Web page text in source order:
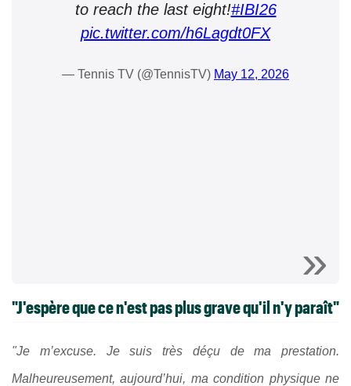
to reach the last eight!#IBI26
pic.twitter.com/h6Lagdt0FX
— Tennis TV (@TennisTV) May 12, 2026
"J'espère que ce n'est pas plus grave qu'il n'y paraît"
"Je m’excuse. Je suis très déçu de ma prestation.
Malheureusement, aujourd’hui, ma condition physique ne